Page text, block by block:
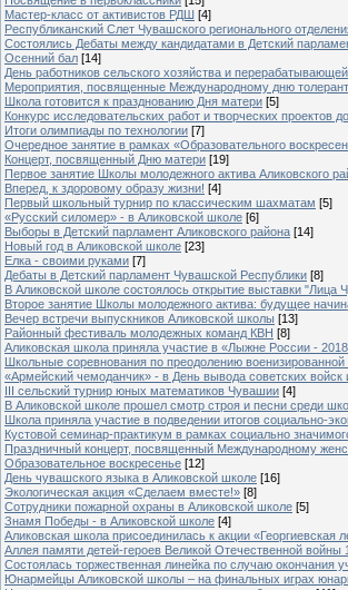
Мастер-класс от активистов РДШ [4]
Республиканский Слет Чувашского регионального
Состоялись Дебаты между кандидатами в Детский
Осенний бал [14]
День работников сельского хозяйства и
Мероприятия, посвященные Международному дню
Школа готовится к празднованию Дня матери [5]
Конкурс исследовательских работ и творческих проектов
Итоги олимпиады по технологии [7]
Очередное занятие в рамках «Образовательного
Концерт, посвященный Дню матери [19]
Первое занятие Школы молодежного актива Аликовского
Вперед, к здоровому образу жизни! [4]
Первый школьный турнир по классическим шахматам [5]
«Русский силомер» - в Аликовской школе [6]
Выборы в Детский парламент Аликовского района [14]
Новый год в Аликовской школе [23]
Елка - своими руками [7]
Дебаты в Детский парламент Чувашской Республики [8]
В Аликовской школе состоялось открытие выставки "Лица
Второе занятие Школы молодежного актива: будущее
Вечер встречи выпускников Аликовской школы [13]
Районный фестиваль молодежных команд КВН [8]
Аликовская школа приняла участие в «Лыжне России -
Школьные соревнования по преодолению военизированной
«Армейский чемоданчик» - в День вывода советских войск
III сельский турнир юных математиков Чувашии [4]
В Аликовской школе прошел смотр строя и песни среди
Школа приняла участие в подведении итогов социально-
Кустовой семинар-практикум в рамках социально
Праздничный концерт, посвященный Международному
Образовательное воскресенье [12]
День чувашского языка в Аликовской школе [16]
Экологическая акция «Сделаем вместе!» [8]
Сотрудники пожарной охраны в Аликовской школе [5]
Знамя Победы - в Аликовской школе [4]
Аликовская школа присоединилась к акции «Георгиевская
Аллея памяти детей-героев Великой Отечественной войны
Cостоялась торжественная линейка по случаю окончания
Юнармейцы Аликовской школы – на финальных играх